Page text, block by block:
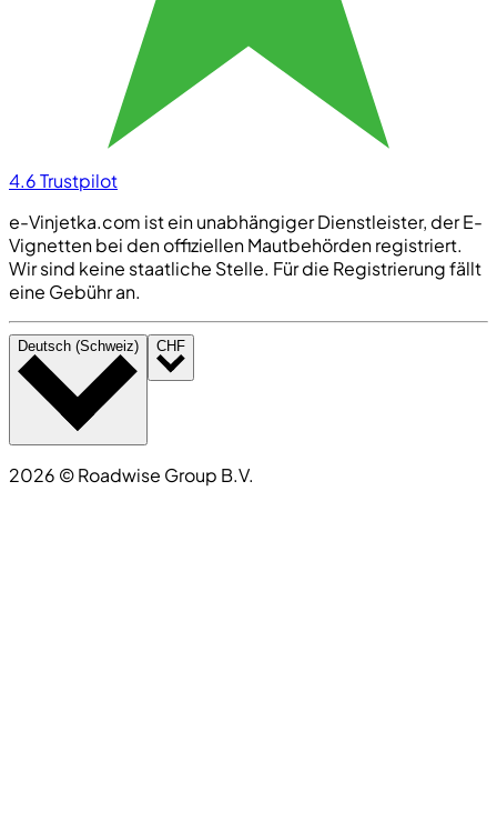
4.6Trustpilot
e-Vinjetka.com ist ein unabhängiger Dienstleister, der E-
Vignetten bei den offiziellen Mautbehörden registriert.
Wir sind keine staatliche Stelle. Für die Registrierung fällt
eine Gebühr an.
Deutsch (Schweiz) CHF
2026 ©Roadwise Group B.V.